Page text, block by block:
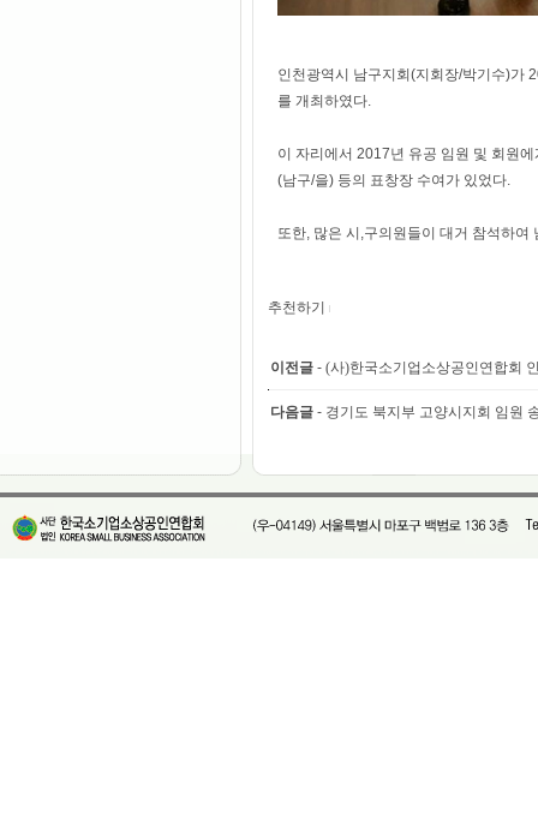
인천광역시 남구지회(지회장/박기수)가
를 개최하였다.
이 자리에서 2017년 유공 임원 및 회원
(남구/을) 등의 표창장 수여가 있었다.
또한, 많은 시,구의원들이 대거 참석하
추천하기
이전글 - (사)한국소기업소상공인연합회
다음글 - 경기도 북지부 고양시지회 임원